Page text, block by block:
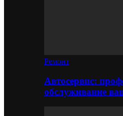
Ремонт
Автосервис:
обслуживание